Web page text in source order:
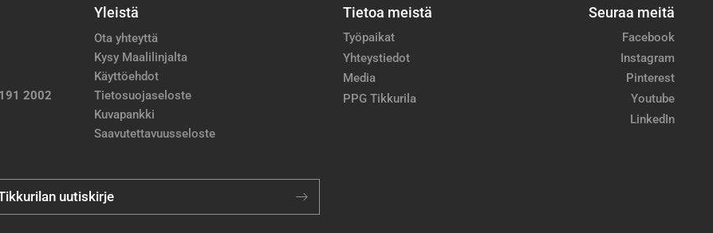
2002
Yleistä
Ota yhteyttä
Kysy Maalilinjalta
Käyttöehdot
Tietosuojaseloste
Kuvapankki
Saavutettavuusseloste
Tietoa meistä
Työpaikat
Yhteystiedot
Media
PPG Tikkurila
Seuraa meitä
Facebook
Instagram
Pinterest
Youtube
LinkedIn
uutiskirje